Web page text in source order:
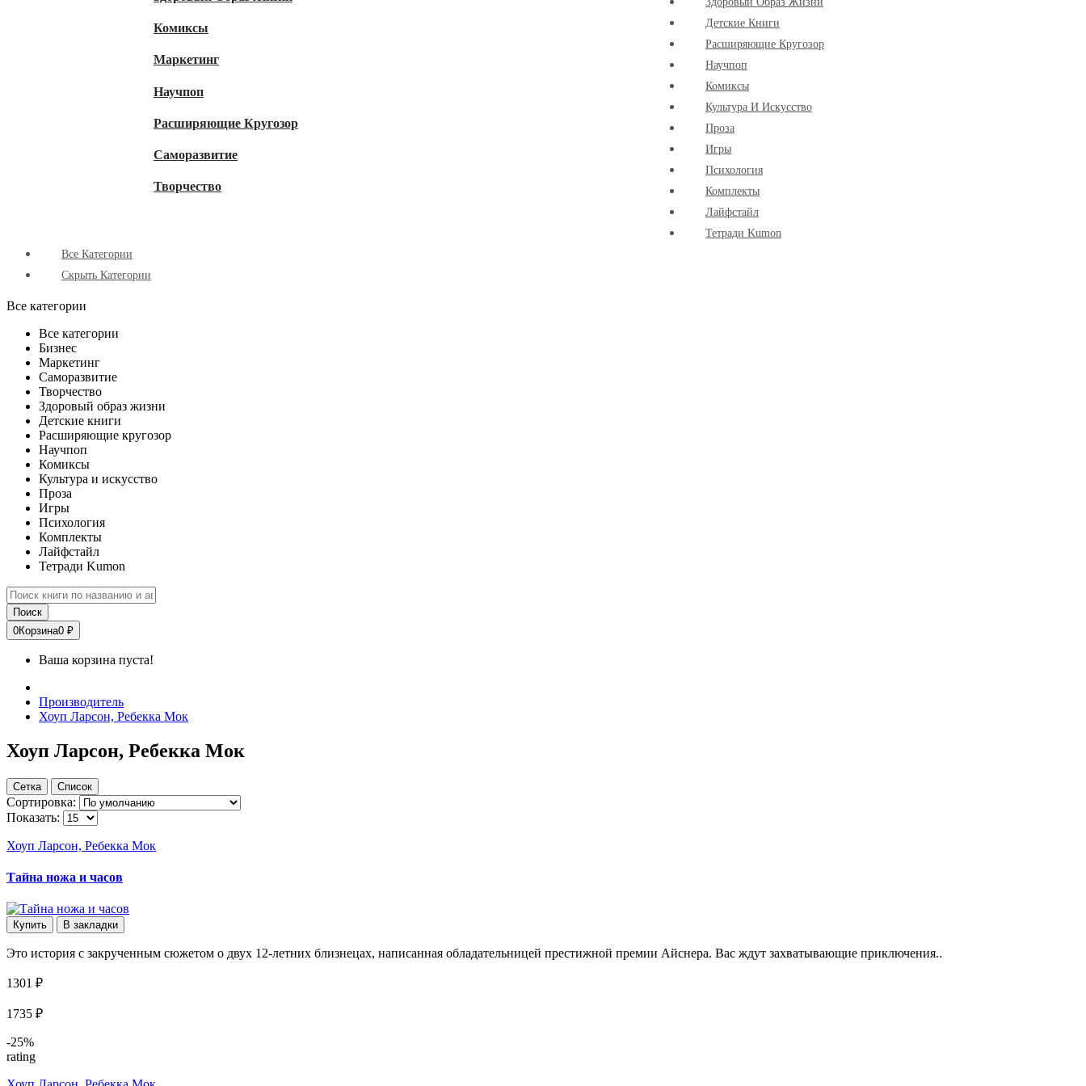
Комиксы
Маркетинг
Научпоп
Расширяющие Кругозор
Cаморазвитие
Творчество
Детские Книги
Расширяющие Кругозор
Научпоп
Комиксы
Культура И Искусство
Проза
Игры
Психология
Комплекты
Лайфстайл
Тетради Kumon
Все Категории
Скрыть Категории
Все категории
Все категории
Бизнес
Маркетинг
Саморазвитие
Творчество
Здоровый образ жизни
Детские книги
Расширяющие кругозор
Научпоп
Комиксы
Культура и искусство
Проза
Игры
Психология
Комплекты
Лайфстайл
Тетради Kumon
Поиск
0Корзина0 ₽
Ваша корзина пуста!
Производитель
Хоуп Ларсон, Ребекка Мок
Хоуп Ларсон, Ребекка Мок
Сетка Список
Сортировка:
Показать:
Хоуп Ларсон, Ребекка Мок
Тайна ножа и часов
Купить В закладки
Это история с закрученным сюжетом о двух 12-летних близнецах, написанная обладательницей престижной премии Айснера. Вас ждут захватывающие приключения..
1301 ₽
1735 ₽
-25%
rating